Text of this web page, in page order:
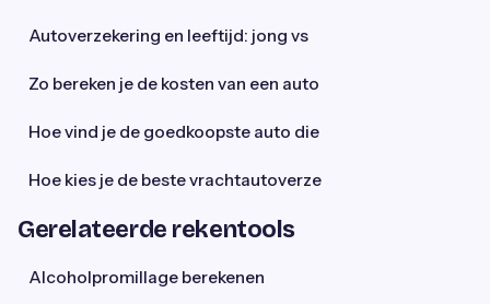
Autoverzekering en leeftijd: jong vs
Zo bereken je de kosten van een auto
Hoe vind je de goedkoopste auto die
Hoe kies je de beste vrachtautoverze
Gerelateerde rekentools
Alcoholpromillage berekenen